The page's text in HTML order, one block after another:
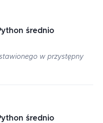
średnio
w przystępny
średnio